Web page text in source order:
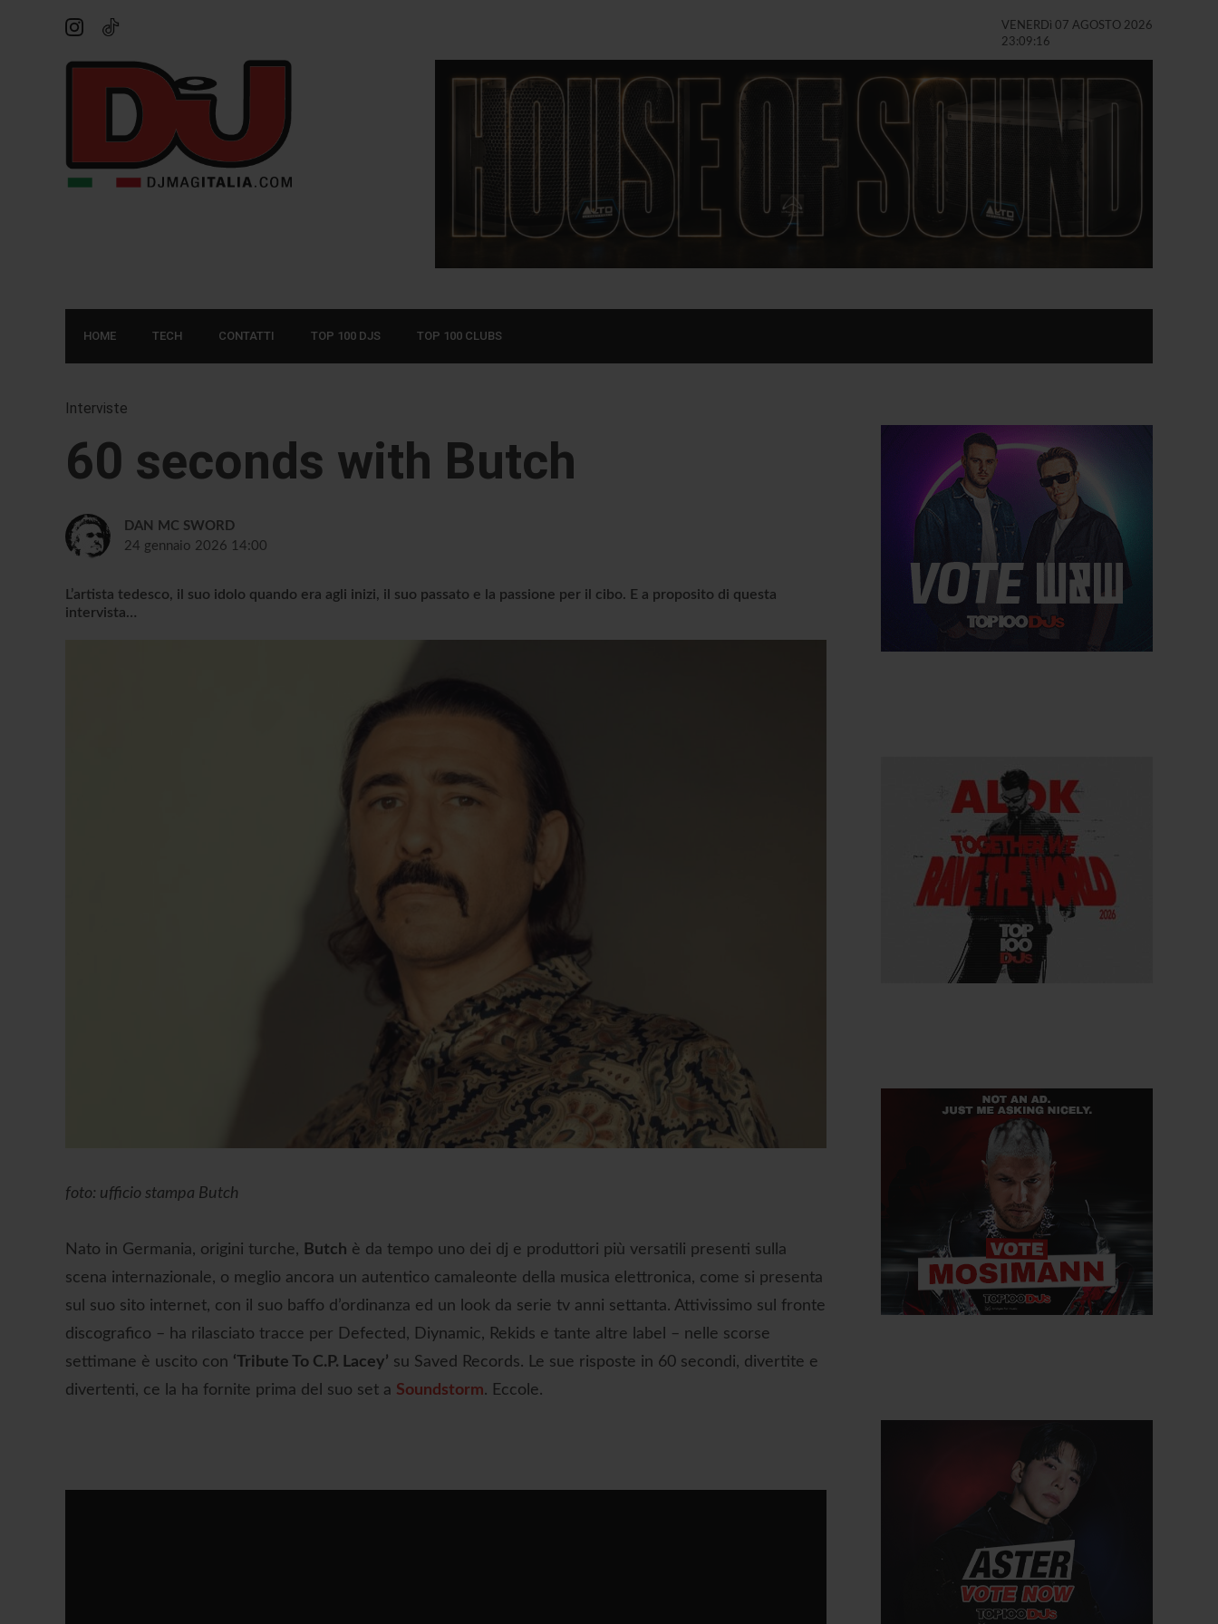
VENERDì 07 AGOSTO 2026
23:09:17
HOME TECH CONTATTI TOP 100 DJS TOP 100 CLUBS
Interviste
60 seconds with Butch
DAN MC SWORD
24 gennaio 2026 14:00
L’artista tedesco, il suo idolo quando era agli inizi, il suo passato e la passione per il cibo. E a proposito di questa
intervista…
foto: ufficio stampa Butch
Nato in Germania, origini turche, Butch è da tempo uno dei dj e produttori più versatili presenti sulla
scena internazionale, o meglio ancora un autentico camaleonte della musica elettronica, come si presenta
sul suo sito internet, con il suo baffo d’ordinanza ed un look da serie tv anni settanta. Attivissimo sul fronte
discografico – ha rilasciato tracce per Defected, Diynamic, Rekids e tante altre label – nelle scorse
settimane è uscito con ‘Tribute To C.P. Lacey’ su Saved Records. Le sue risposte in 60 secondi, divertite e
divertenti, ce la ha fornite prima del suo set a Soundstorm. Eccole.